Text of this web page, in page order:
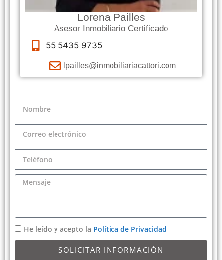
Lorena Pailles
Asesor Inmobiliario Certificado
55 5435 9735
lpailles@inmobiliariacattori.com
He leído y acepto la Política de Privacidad
SOLICITAR INFORMACIÓN